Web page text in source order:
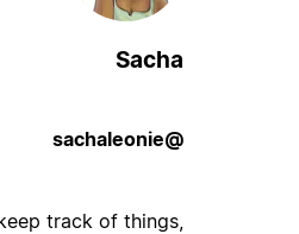
Sacha
@sachaleonie
track of things,